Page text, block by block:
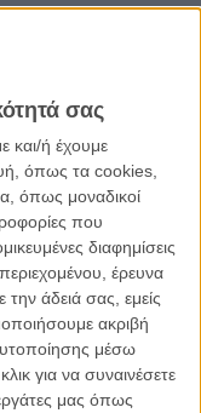
σας
και/ή έχουμε
όπως τα cookies,
όπως μοναδικοί
που
διαφημίσεις
έρευνα
την άδειά σας, εμείς
ακριβή
μέσω
για να συναινέσετε
μας όπως
πρόγραμμα